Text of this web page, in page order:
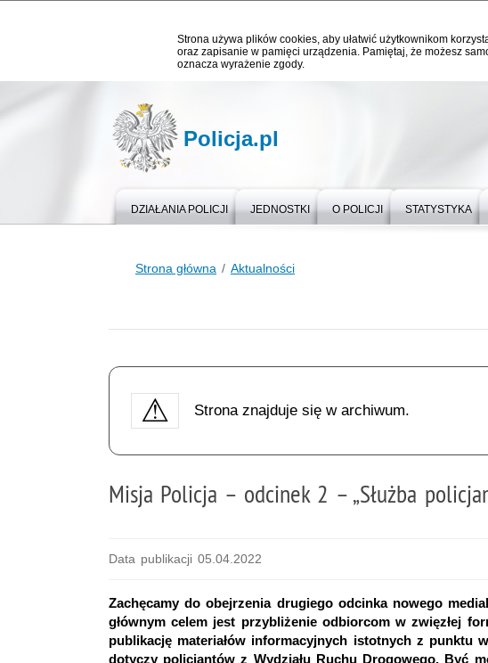
Strona używa plików cookies, aby ułatwić użytkownikom
oraz zapisanie w pamięci urządzenia. Pamiętaj, że możesz
oznacza wyrażenie zgody.
Policja.pl
DZIAŁANIA POLICJI JEDNOSTKI O POLICJI STATYSTYKA
Strona główna Aktualności
Strona znajduje się w archiwum.
Misja Policja – odcinek 2 – „Służba
Data publikacji 05.04.2022
Zachęcamy do obejrzenia drugiego odcinka nowego
głównym celem jest przybliżenie odbiorcom w zwięzłej
publikację materiałów informacyjnych istotnych z punktu
dotyczy policjantów z Wydziału Ruchu Drogowego. Być